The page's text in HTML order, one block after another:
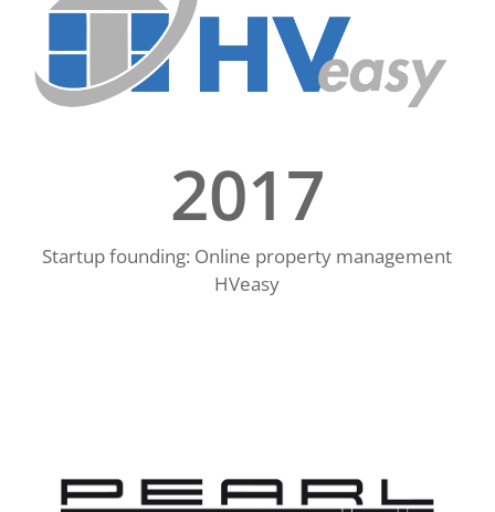
2017
Startup founding: Online property management
HVeasy